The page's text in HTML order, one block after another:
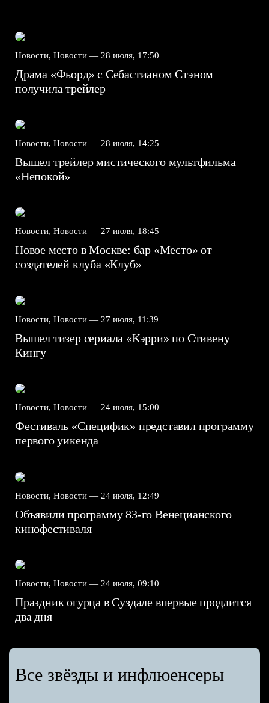
Новости, Новости — 28 июля, 17:50
Драма «Фьорд» с Себастианом Стэном
получила трейлер
Новости, Новости — 28 июля, 14:25
Вышел трейлер мистического мультфильма
«Непокой»
Новости, Новости — 27 июля, 18:45
Новое место в Москве: бар «Место» от
создателей клуба «Клуб»
Новости, Новости — 27 июля, 11:39
Вышел тизер сериала «Кэрри» по Стивену
Кингу
Новости, Новости — 24 июля, 15:00
Фестиваль «Специфик» представил программу
первого уикенда
Новости, Новости — 24 июля, 12:49
Объявили программу 83-го Венецианского
кинофестиваля
Новости, Новости — 24 июля, 09:10
Праздник огурца в Суздале впервые продлится
два дня
Все звёзды и инфлюенсеры